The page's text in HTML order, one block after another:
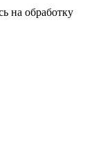
на обработку